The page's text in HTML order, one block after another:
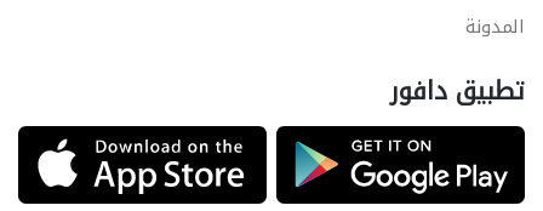
المدونة
تطبيق دافور